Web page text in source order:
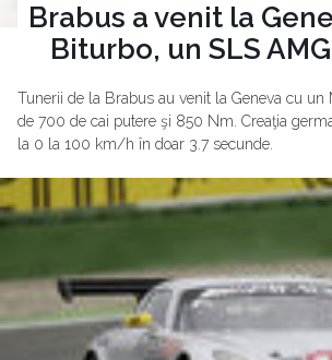
Brabus a venit la
Biturbo, un SLS
Tunerii de la Brabus au venit la Geneva cu un
de 700 de cai putere şi 850 Nm. Creaţia
la 0 la 100 km/h în doar 3.7 secunde.